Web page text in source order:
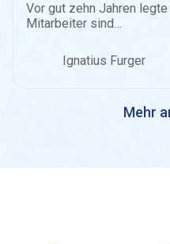
Vor gut zehn Jahren
Mitarbeiter sind…
Ignatius Furger
Mehr